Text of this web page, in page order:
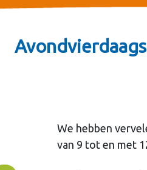
We hebben
van 9 tot en met